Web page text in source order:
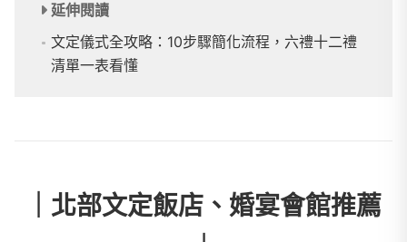
延伸閱讀
文定儀式全攻略：10步驟簡化流程，六禮十二禮
清單一表看懂
｜北部文定飯店、婚宴會館推薦